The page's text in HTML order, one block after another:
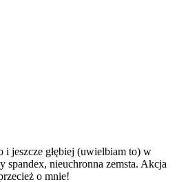
jeszcze głębiej (uwielbiam to) w
nieuchronna zemsta. Akcja
o mnie!